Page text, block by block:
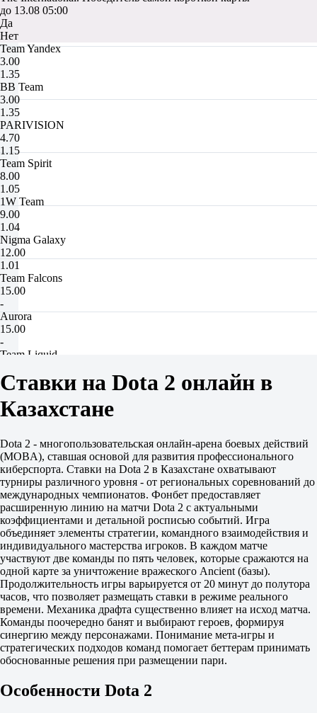
до 13.08 05:00
Да
Нет
Team Yandex
3.00
1.35
BB Team
3.00
1.35
PARIVISION
4.70
1.15
Team Spirit
8.00
1.05
1W Team
9.00
1.04
Nigma Galaxy
12.00
1.01
Team Falcons
15.00
-
Aurora
15.00
-
Team Liquid
-
ViCi Gaming
25.00
-
25.00
-
GamerLegion
30.00
-
OG
30.00
-
Team Resilience
35.00
-
LGD Gaming
35.00
-
L1ga Team
70.00
-
The International. Победитель самой долгой карты
Да
Нет
Ставки на Dota 2 онлайн в
Казахстане
Dota 2 - многопользовательская онлайн-арена боевых действий
(MOBA), ставшая основой для развития профессионального
киберспорта. Ставки на Dota 2 в Казахстане охватывают
турниры различного уровня - от региональных соревнований до
международных чемпионатов. Фонбет предоставляет
расширенную линию на матчи Dota 2 с актуальными
коэффициентами и детальной росписью событий. Игра
объединяет элементы стратегии, командного взаимодействия и
индивидуального мастерства игроков. В каждом матче
участвуют две команды по пять человек, которые сражаются на
одной карте за уничтожение вражеского Ancient (базы).
Продолжительность игры варьируется от 20 минут до полутора
часов, что позволяет размещать ставки в режиме реального
времени. Механика драфта существенно влияет на исход матча.
Команды поочередно банят и выбирают героев, формируя
синергию между персонажами. Понимание мета-игры и
стратегических подходов команд помогает беттерам принимать
обоснованные решения при размещении пари.
Особенности Dota 2